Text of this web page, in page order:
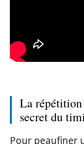
La répétition
secret du
Pour peaufiner